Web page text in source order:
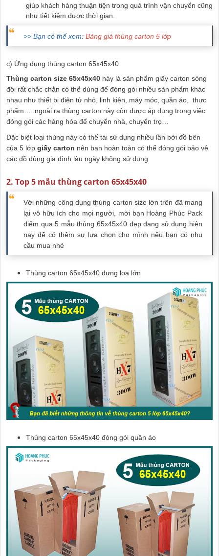
giúp khách hàng thuận tiện trong quá trình vận chuyển cũng
như tiết kiệm được thời gian.
>> Bạn có thể xem: Bảng giá thùng carton 5 lớp
c) Ứng dụng thùng carton 65x45x40
Thùng carton size 65x45x40 này là sản phẩm giấy carton sóng
đôi rất chắc chắn có thể dùng để đóng gói nhiều sản phẩm khác
nhau như thiết bị điện tử nhỏ, linh kiện, máy móc, quần áo, thực
phẩm…..ngoài ra thùng carton này còn được áp dụng trong việc
đóng gói các hàng hóa để chuyển nhà, chuyển trọ…
Đặc biệt loại thùng này có thể tái sử dụng nhiều lần bởi đồ bên
của 5 lớp giấy carton nên bạn hoàn toàn có thể đóng gói bảo vệ
các đồ dùng gia đình lâu ngày không sử dụng
2. Top 5 mẫu thùng carton 65x45x40
Với những công dụng thùng carton size lớn trên đã mang
lại vô hữu ích cho mọi người, mời bạn Hoàng Phúc Pack
điểm qua 5 mẫu thùng 65x45x40 đẹp đang sử dụng hiện
nay để có thêm sự lựa chọn cho mình nếu bạn có nhu
cầu mua nhé
Thùng carton 65x45x40 đựng loa lớn
Thùng carton 65x45x40 đóng gói quần áo